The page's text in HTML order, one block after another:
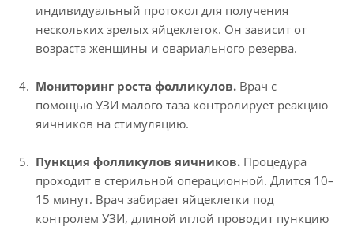
индивидуальный протокол для получения
нескольких зрелых яйцеклеток. Он зависит от
возраста женщины и овариального резерва.
Мониторинг роста фолликулов. Врач с
помощью УЗИ малого таза контролирует реакцию
яичников на стимуляцию.
Пункция фолликулов яичников. Процедура
проходит в стерильной операционной. Длится 10–
15 минут. Врач забирает яйцеклетки под
контролем УЗИ, длиной иглой проводит пункцию